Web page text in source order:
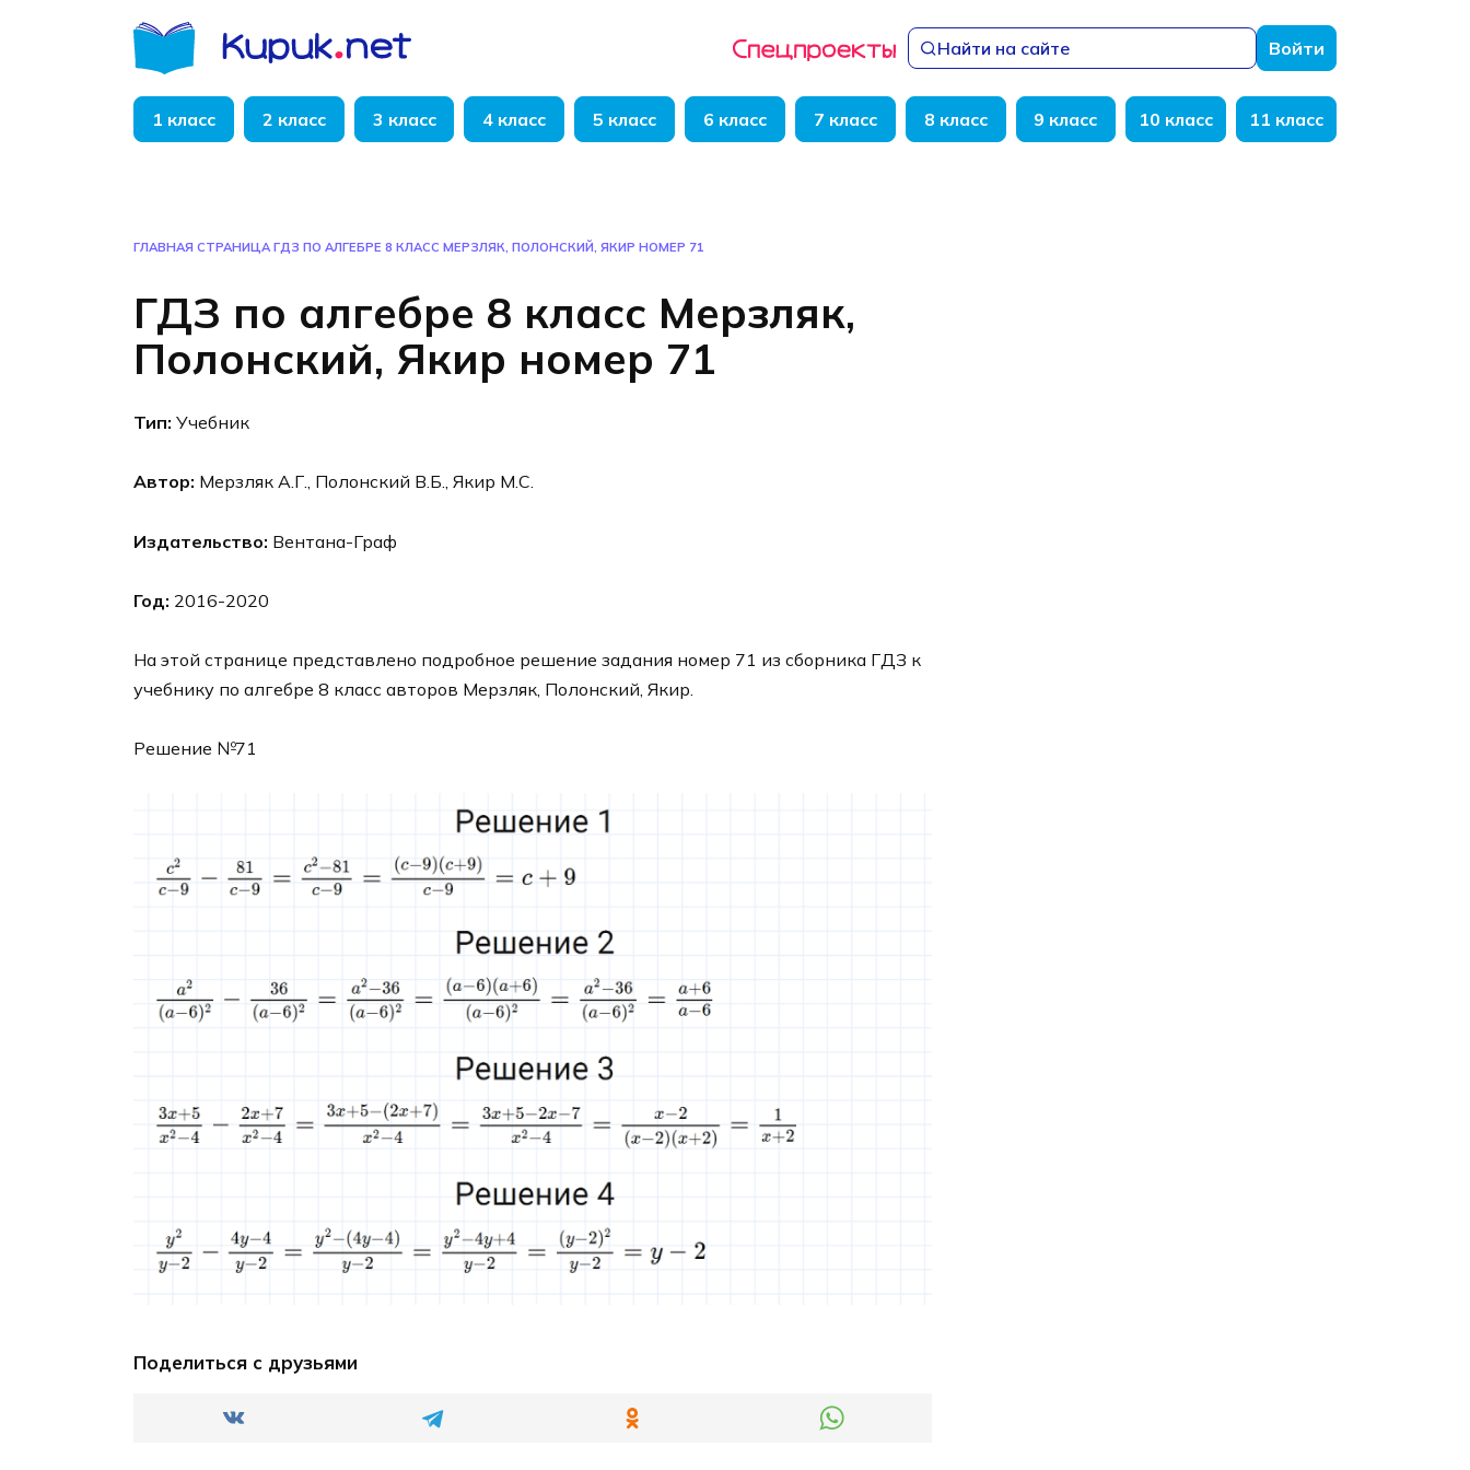
Найти на сайте Войти
1 класс 2 класс 3 класс 4 класс 5 класс 6 класс 7 класс 8 класс 9 класс 10 класс 11 класс
ГЛАВНАЯ СТРАНИЦА ГДЗ ПО АЛГЕБРЕ 8 КЛАСС МЕРЗЛЯК, ПОЛОНСКИЙ, ЯКИР НОМЕР 71
ГДЗ по алгебре 8 класс Мерзляк,
Полонский, Якир номер 71
Тип: Учебник
Автор: Мерзляк А.Г., Полонский В.Б., Якир М.С.
Издательство: Вентана-Граф
Год: 2016-2020
На этой странице представлено подробное решение задания номер 71 из сборника ГДЗ к
учебнику по алгебре 8 класс авторов Мерзляк, Полонский, Якир.
Решение №71
Поделиться с друзьями